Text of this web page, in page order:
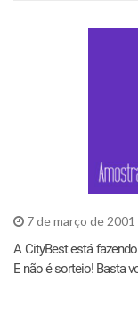
7 de março de 2001
A CityBest está
E não é sorteio! Basta